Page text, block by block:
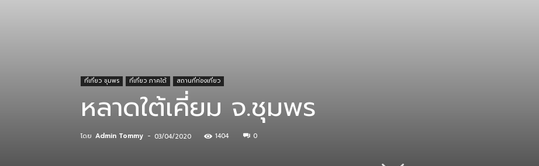
ที่เที่ยว ชุมพร ที่เที่ยว ภาคใต้ สถานที่ท่องเที่ยว
หลาดใต้เคี่ยม จ.ชุมพร
โดย Admin Tommy - 03/04/2020 1404 0